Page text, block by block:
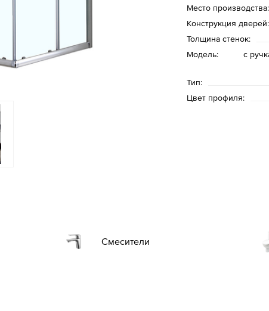
Место производства:
Конструкция дверей:
Толщина стенок:
Модель:
с
Тип:
Цвет профиля:
Смесители